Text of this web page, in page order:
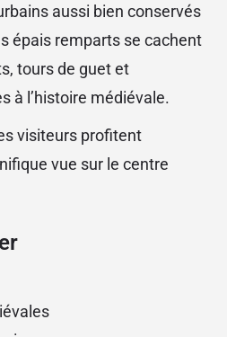
aussi bien conservés
épais remparts se cachent
tours de guet et
à l’histoire médiévale.
visiteurs profitent
vue sur le centre